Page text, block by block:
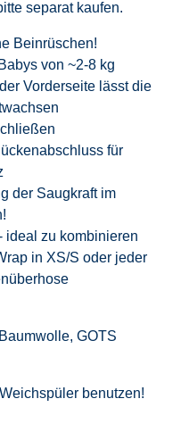
separat kaufen.
Beinrüschen!
von ~2-8 kg
Vorderseite lässt die
für
der Saugkraft im
ideal zu kombinieren
in XS/S oder jeder
GOTS
benutzen!